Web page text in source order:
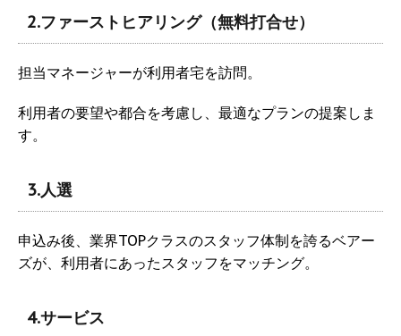
2.ファーストヒアリング（無料打合せ）
担当マネージャーが利用者宅を訪問。
利用者の要望や都合を考慮し、最適なプランの提案しま
す。
3.人選
申込み後、業界TOPクラスのスタッフ体制を誇るベアー
ズが、利用者にあったスタッフをマッチング。
4.サービス